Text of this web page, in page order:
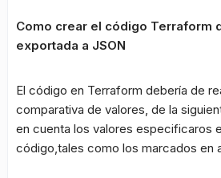
Como crear el código Terraform
exportada a JSON
El código en Terraform debería de
comparativa de valores, de la
en cuenta los valores especificaros
código,tales como los marcados en